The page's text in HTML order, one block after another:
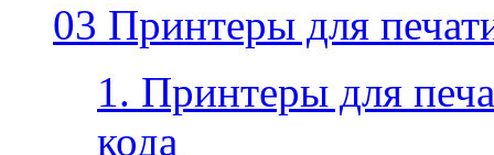
03 Принтеры для
1. Принтеры для
кода